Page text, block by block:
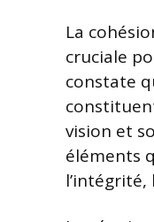
La
cruciale
constate
vision et
éléments